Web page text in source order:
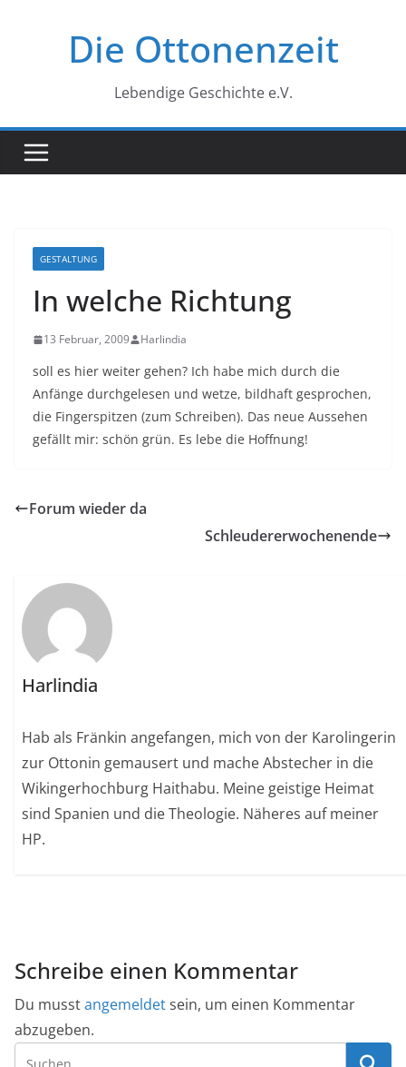
Die Ottonenzeit
Lebendige Geschichte e.V.
GESTALTUNG
In welche Richtung
13 Februar, 2009 Harlindia
soll es hier weiter gehen? Ich habe mich durch die
Anfänge durchgelesen und wetze, bildhaft gesprochen,
die Fingerspitzen (zum Schreiben). Das neue Aussehen
gefällt mir: schön grün. Es lebe die Hoffnung!
Forum wieder da
Schleudererwochenende
Harlindia
Hab als Fränkin angefangen, mich von der Karolingerin
zur Ottonin gemausert und mache Abstecher in die
Wikingerhochburg Haithabu. Meine geistige Heimat
sind Spanien und die Theologie. Näheres auf meiner
HP.
Schreibe einen Kommentar
Du musstangemeldetsein, um einen Kommentar
abzugeben.